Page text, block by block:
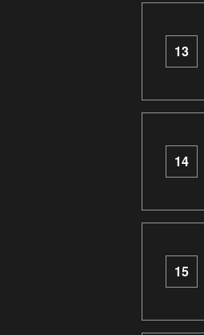
13
14
15